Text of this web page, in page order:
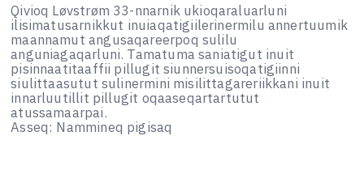
Qivioq Løvstrøm 33-nnarnik ukioqaraluarluni
ilisimatusarnikkut inuiaqatigiilerinermilu annertuumik
maannamut angusaqareerpoq sulilu
anguniagaqarluni. Tamatuma saniatigut inuit
pisinnaatitaaffii pillugit siunnersuisoqatigiinni
siulittaasutut sulinermini misilittagareriikkani inuit
innarluutillit pillugit oqaaseqartartutut
atussamaarpai.
Asseq: Nammineq pigisaq